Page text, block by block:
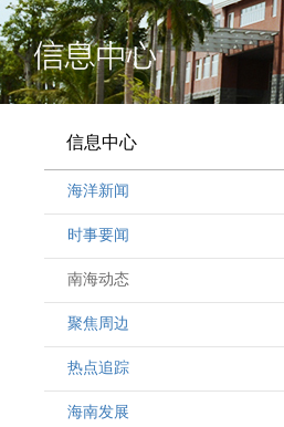
信息中心
海洋新闻
时事要闻
南海动态
聚焦周边
热点追踪
海南发展